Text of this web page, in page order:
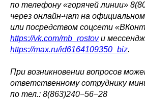
по телефону «горячей линии»
через онлайн-чат на
или посредством соцсети
https://vk.com/mb_rostovи
https://max.ru/id6164109350_biz.
При возникновении вопросов
ответственному сотруднику
по тел.: 8(863)240−56−28